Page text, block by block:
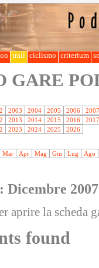
trail ciclismo criterium
GARE
2003 2004 2005 2006
2007
2013 2014 2015 2016
2017
2023 2024 2025 2026
Mar Apr Mag Giu Lug Ago
Dicembre 2007
aprire la scheda
found